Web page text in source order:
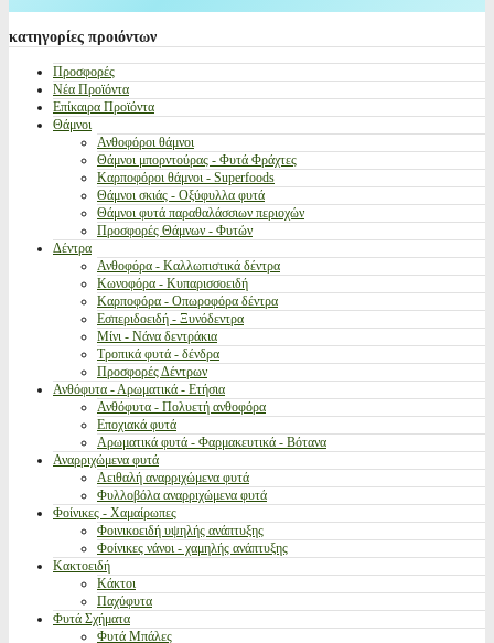
κατηγορίες προιόντων
Προσφορές
Νέα Προϊόντα
Επίκαιρα Προϊόντα
Θάμνοι
Ανθοφόροι θάμνοι
Θάμνοι μπορντούρας - Φυτά Φράχτες
Καρποφόροι θάμνοι - Superfoods
Θάμνοι σκιάς - Οξύφυλλα φυτά
Θάμνοι φυτά παραθαλάσσιων περιοχών
Προσφορές Θάμνων - Φυτών
Δέντρα
Ανθοφόρα - Καλλωπιστικά δέντρα
Κωνοφόρα - Κυπαρισσοειδή
Καρποφόρα - Οπωροφόρα δέντρα
Εσπεριδοειδή - Ξυνόδεντρα
Μίνι - Νάνα δεντράκια
Τροπικά φυτά - δένδρα
Προσφορές Δέντρων
Ανθόφυτα - Αρωματικά - Ετήσια
Ανθόφυτα - Πολυετή ανθοφόρα
Εποχιακά φυτά
Αρωματικά φυτά - Φαρμακευτικά - Βότανα
Αναρριχώμενα φυτά
Αειθαλή αναρριχώμενα φυτά
Φυλλοβόλα αναρριχώμενα φυτά
Φοίνικες - Χαμαίρωπες
Φοινικοειδή υψηλής ανάπτυξης
Φοίνικες νάνοι - χαμηλής ανάπτυξης
Κακτοειδή
Κάκτοι
Παχύφυτα
Φυτά Σχήματα
Φυτά Μπάλες